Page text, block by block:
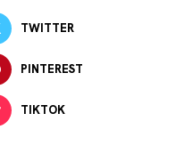
TWITTER
PINTEREST
TIKTOK